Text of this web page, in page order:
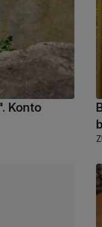
Konto